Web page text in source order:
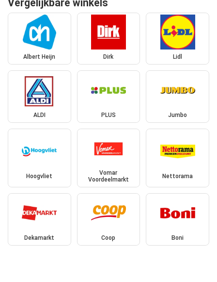
Vergelijkbare winkels
Albert Heijn Dirk Lidl
ALDI PLUS Jumbo
Hoogvliet
Vomar
Voordeelmarkt
Nettorama
Dekamarkt Coop Boni